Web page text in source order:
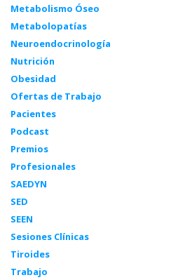
Metabolismo Óseo
Metabolopatías
Neuroendocrinología
Nutrición
Obesidad
Ofertas de Trabajo
Pacientes
Podcast
Premios
Profesionales
SAEDYN
SED
SEEN
Sesiones Clínicas
Tiroides
Trabajo